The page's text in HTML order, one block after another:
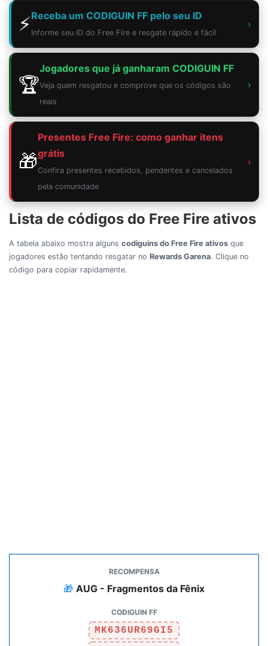
⚡Receba um CODIGUIN FF pelo seu ID
Informe seu ID do Free Fire e resgate rápido e fácil
›
🏆
Jogadores que já ganharam CODIGUIN FF
Veja quem resgatou e comprove que os códigos são
reais
›
🎁
Presentes Free Fire: como ganhar itens
grátis
Confira presentes recebidos, pendentes e cancelados
pela comunidade
›
Lista de códigos do Free Fire ativos
A tabela abaixo mostra alguns codiguins do Free Fire ativos que
jogadores estão tentando resgatar no Rewards Garena. Clique no
código para copiar rapidamente.
🎁 AUG - Fragmentos da Fênix
MK636UR69GI5